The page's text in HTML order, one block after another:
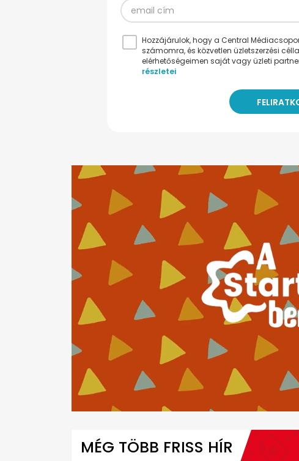
Hozzájárulok, hogy a Central
számomra, és közvetlen üzletszerzési
elérhetőségeimen saját vagy üzleti
részletei
minutes,
MÉG TÖBB FRISS HÍR